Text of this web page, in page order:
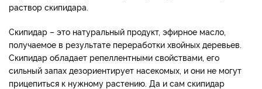
раствор скипидара.
Скипидар – это натуральный продукт, эфирное масло,
получаемое в результате переработки хвойных деревьев.
Скипидар обладает репеллентными свойствами, его
сильный запах дезориентирует насекомых, и они не могут
прицепиться к нужному растению. Да и сам скипидар